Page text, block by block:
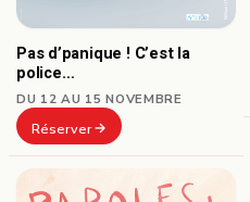
Pas d’panique ! C’est la
police…
DU 12 AU 15 NOVEMBRE
Réserver